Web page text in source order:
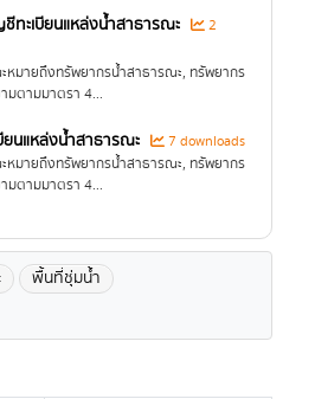
ชีทะเบียนแหล่งน้ำสาธารณะ
2
หมายถึงทรัพยากรน้ำสาธารณะ, ทรัพยากร
มตามมาตรา 4...
ยนแหล่งน้ำสาธารณะ
7 downloads
หมายถึงทรัพยากรน้ำสาธารณะ, ทรัพยากร
มตามมาตรา 4...
พื้นที่ชุ่มน้ำ